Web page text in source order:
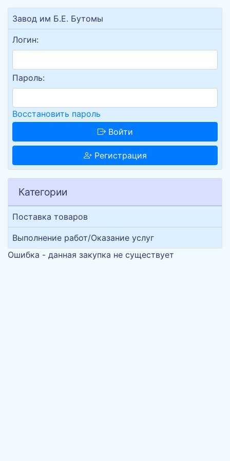
Завод им Б.Е. Бутомы
Логин:
Пароль:
Восстановить пароль
Войти
Регистрация
Категории
Поставка товаров
Выполнение работ/Оказание услуг
Ошибка - данная закупка не существует